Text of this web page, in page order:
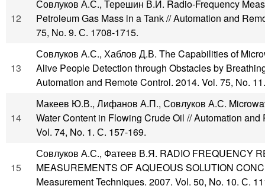
12
Совлуков А.С., Терешин В.И. Radio-Frequency
Petroleum Gas Mass in a Tank // Automation and
75, No. 9. С. 1708-1715.
13
Совлуков А.С., Хаблов Д.В. The Capabilities of
Alive People Detection through Obstacles by
Automation and Remote Control. 2014. Vol. 75, No.
14
Макеев Ю.В., Лифанов А.П., Совлуков А.С.
Water Content in Flowing Crude Oil // Automation and
Vol. 74, No. 1. С. 157-169.
15
Совлуков А.С., Фатеев В.Я. RADIO FREQUENCY
MEASUREMENTS OF AQUEOUS SOLUTION
Measurement Techniques. 2007. Vol. 50, No. 10. С.